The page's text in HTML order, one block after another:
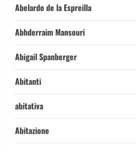
Abelardo de la Espreilla
Abhderraim Mansouri
Abigail Spanberger
Abitanti
abitativa
Abitazione